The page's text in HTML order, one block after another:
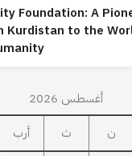
Foundation: A
Kurdistan to the
أغسطس 2026
ن ث أرب